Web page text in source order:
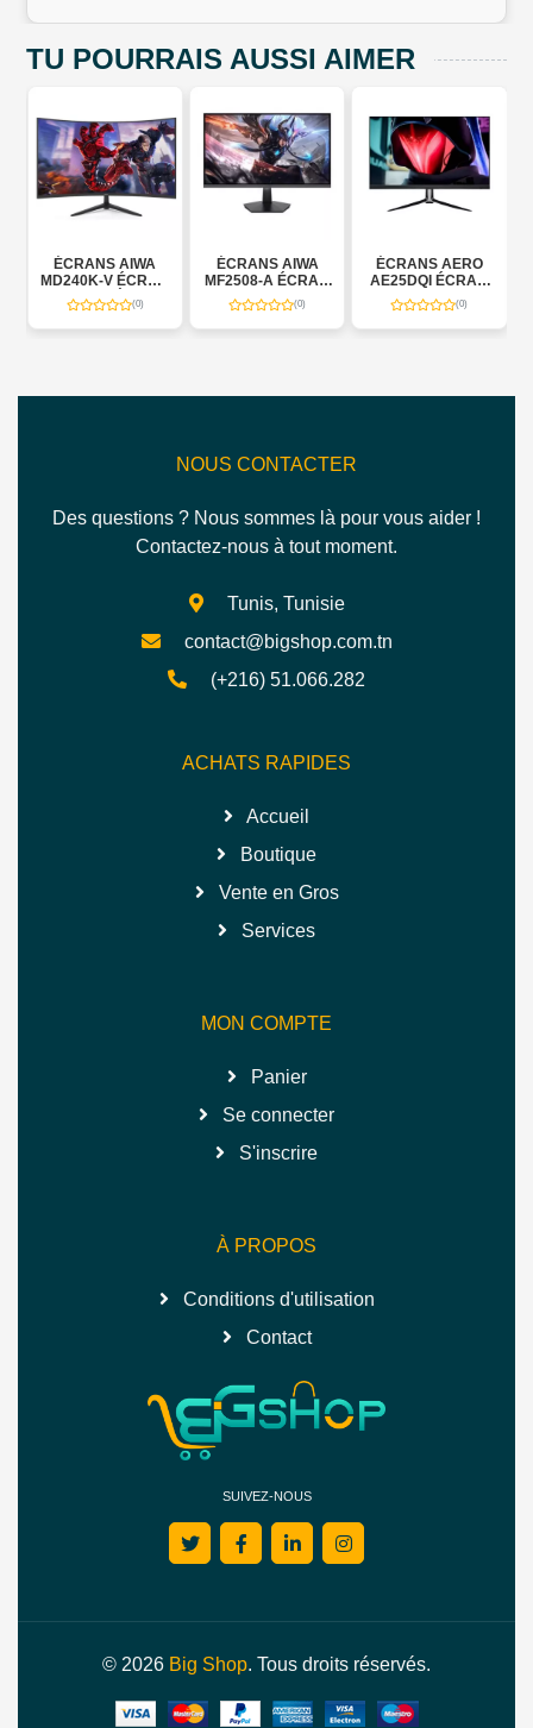
TU POURRAIS AUSSI AIMER
ÉCRANS AIWA
MD240K-V ÉCRAN
INCURVÉ 24"
(0)
ÉCRANS AIWA
MF2508-A ÉCRAN
24.5"
(0)
ÉCRANS AERO
AE25DQI ÉCRAN
27"
(0)
NOUS CONTACTER
Des questions ? Nous sommes là pour vous aider !
Contactez-nous à tout moment.
Tunis, Tunisie
contact@bigshop.com.tn
(+216) 51.066.282
ACHATS RAPIDES
Accueil
Boutique
Vente en Gros
Services
MON COMPTE
Panier
Se connecter
S'inscrire
À PROPOS
Conditions d'utilisation
Contact
SUIVEZ-NOUS
© 2026 Big Shop. Tous droits réservés.